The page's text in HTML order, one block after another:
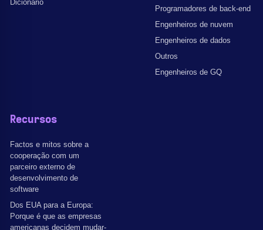
Dicionário
Programadores de back-end
Engenheiros de nuvem
Engenheiros de dados
Outros
Engenheiros de GQ
Recursos
Factos e mitos sobre a
cooperação com um
parceiro externo de
desenvolvimento de
software
Dos EUA para a Europa:
Porque é que as empresas
americanas decidem mudar-